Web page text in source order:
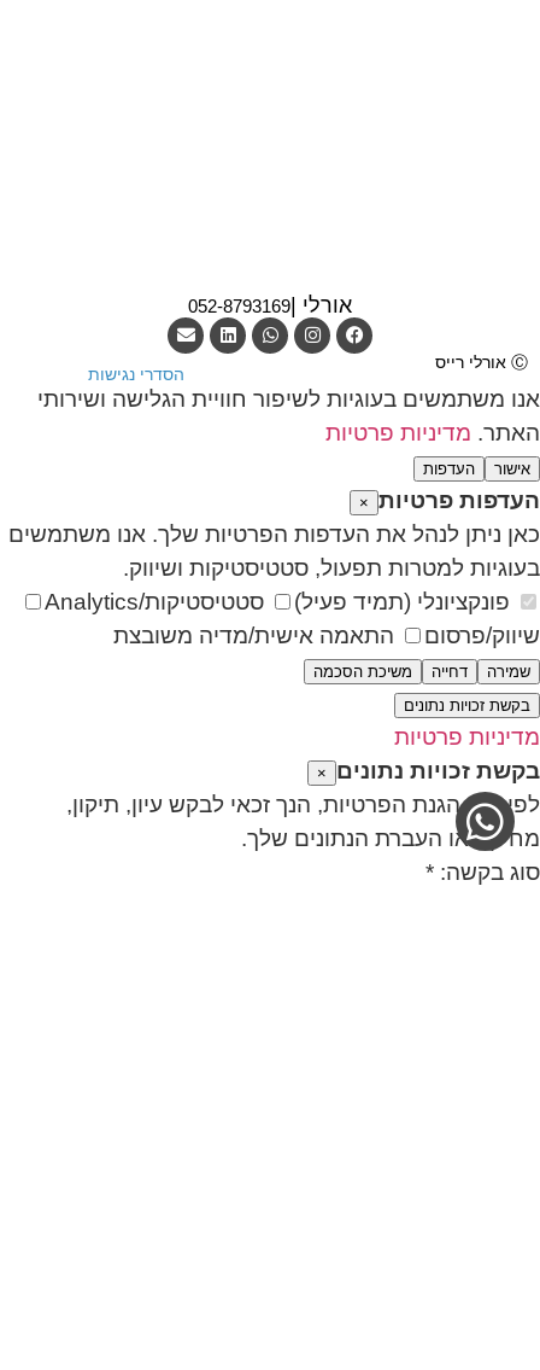
אורלי |052-8793169
Ⓒ אורלי רייס
הסדרי נגישות
אנו משתמשים בעוגיות לשיפור חוויית הגלישה ושירותי
האתר. מדיניות פרטיות
אישור העדפות
העדפות פרטיות ×
כאן ניתן לנהל את העדפות הפרטיות שלך. אנו משתמשים
בעוגיות למטרות תפעול, סטטיסטיקות ושיווק.
פונקציונלי (תמיד פעיל)
סטטיסטיקות/Analytics
שיווק/פרסום
התאמה אישית/מדיה משובצת
שמירה דחייה
משיכת הסכמה
בקשת זכויות נתונים
מדיניות פרטיות
בקשת זכויות נתונים
×
לפי חוק הגנת הפרטיות, הנך זכאי לבקש עיון, תיקון,
מחיקה או העברת הנתונים שלך.
סוג בקשה: *